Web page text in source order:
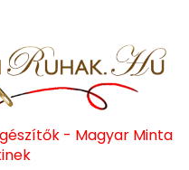
- Magyar Minta